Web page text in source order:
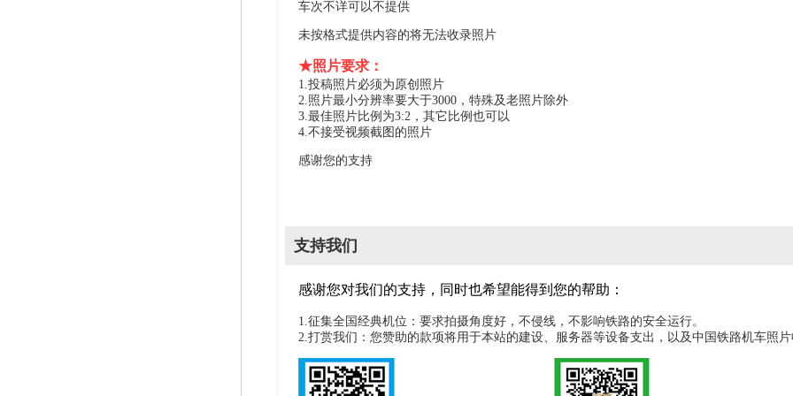
车次不详可以不提供
未按格式提供内容的将无法收录照片
★照片要求：
1.投稿照片必须为原创照片
2.照片最小分辨率要大于3000，特殊及老照片除外
3.最佳照片比例为3:2，其它比例也可以
4.不接受视频截图的照片
感谢您的支持
支持我们
感谢您对我们的支持，同时也希望能得到您的帮助：
1.征集全国经典机位：要求拍摄角度好，不侵线，不影响铁路的安全运行。
2.打赏我们：您赞助的款项将用于本站的建设、服务器等设备支出，以及中国铁路机车照片